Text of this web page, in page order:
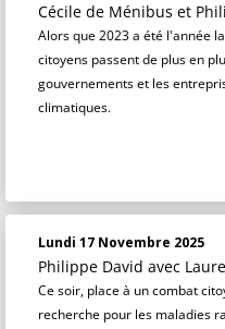
Cécile de Ménibus et
Alors que 2023 a été l'année
citoyens passent de plus en
gouvernements et les
climatiques.
Lundi 17 Novembre 2025
Philippe David avec
Ce soir, place à un combat
recherche pour les maladies